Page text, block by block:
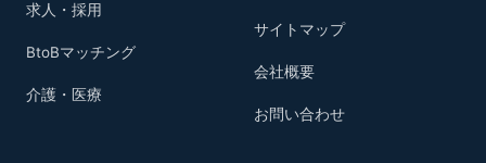
求人・採用
BtoBマッチング
介護・医療
サイトマップ
会社概要
お問い合わせ